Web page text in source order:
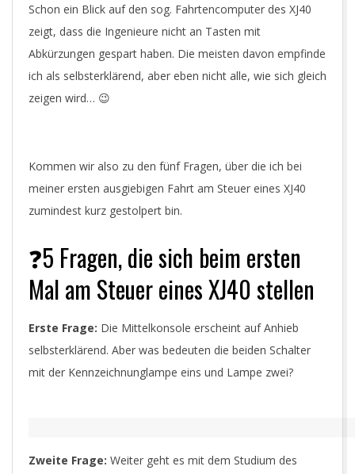
Schon ein Blick auf den sog. Fahrtencomputer des XJ40
zeigt, dass die Ingenieure nicht an Tasten mit
Abkürzungen gespart haben. Die meisten davon empfinde
ich als selbsterklärend, aber eben nicht alle, wie sich gleich
zeigen wird… 😉
Kommen wir also zu den fünf Fragen, über die ich bei
meiner ersten ausgiebigen Fahrt am Steuer eines XJ40
zumindest kurz gestolpert bin.
❓5 Fragen, die sich beim ersten
Mal am Steuer eines XJ40 stellen
Erste Frage: Die Mittelkonsole erscheint auf Anhieb
selbsterklärend. Aber was bedeuten die beiden Schalter
mit der Kennzeichnunglampe eins und Lampe zwei?
Zweite Frage: Weiter geht es mit dem Studium des